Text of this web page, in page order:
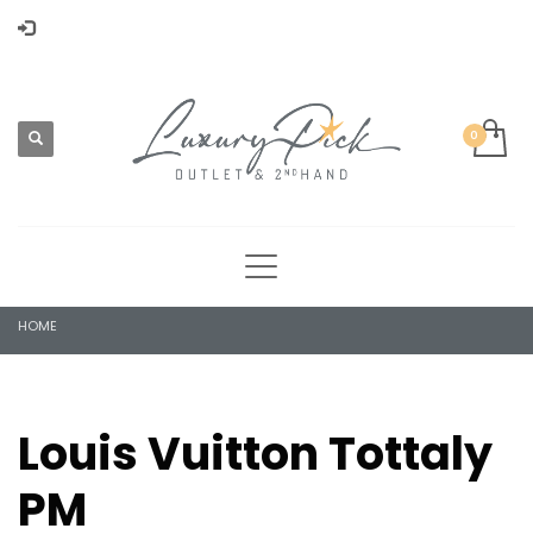
HOME
Louis Vuitton Tottaly
PM